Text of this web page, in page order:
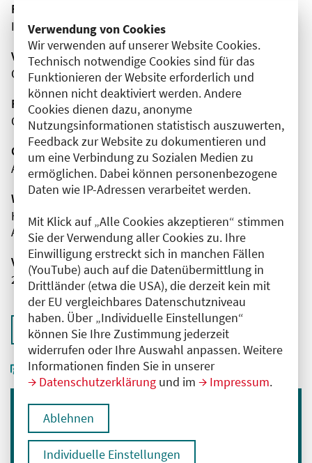
Verwendung von Cookies
Wir verwenden auf unserer Website Cookies.
Technisch notwendige Cookies sind für das
Funktionieren der Website erforderlich und
können nicht deaktiviert werden. Andere
Cookies dienen dazu, anonyme
Nutzungsinformationen statistisch auszuwerten,
Feedback zur Website zu dokumentieren und
um eine Verbindung zu Sozialen Medien zu
ermöglichen. Dabei können personenbezogene
Daten wie IP-Adressen verarbeitet werden.
Mit Klick auf „Alle Cookies akzeptieren“ stimmen
Sie der Verwendung aller Cookies zu. Ihre
Einwilligung erstreckt sich in manchen Fällen
(YouTube) auch auf die Datenübermittlung in
Drittländer (etwa die USA), die derzeit kein mit
der EU vergleichbares Datenschutzniveau
haben. Über „Individuelle Einstellungen“
können Sie Ihre Zustimmung jederzeit
widerrufen oder Ihre Auswahl anpassen. Weitere
Informationen finden Sie in unserer
Datenschutzerklärung und im Impressum.
Ablehnen
Individuelle Einstellungen
Fachgebiet(e)
Innere Medizin
Veranstaltungsort
Online
Fortbildungsformat
Online
Organisator(en)
AMBOSS SE
Wissenschaftliche Leitung
Herr Emrah Hircin
AMBOSS SE
Veranstaltungsnummer
2761102026032300003
Zurück zur Übersicht
Immer informiert bleiben
Melden Sie sich für unseren Newsletter an: